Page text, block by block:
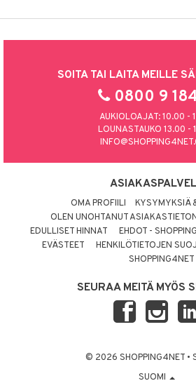
SOITA TAI LAITA MEILLE
0800 9
AUKIOLOAJAT: 10.00 -
LOUNASTAUKO 13.00 -
OMA PROFIILI
KYSYMYKSIÄ
OLEN UNOHTANUT
EDULLISET HINNAT
EHDOT -
EVÄSTEET
HENKILÖTIETOJEN
SHOPPING4NET
SEURAA MEITÄ MYÖS
© 2026 SHOPPING4NET •
SUOMI